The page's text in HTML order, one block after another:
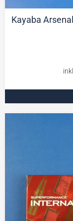
Kayaba